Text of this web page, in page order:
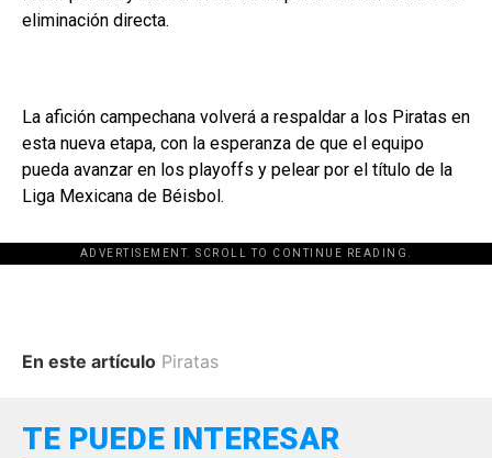
eliminación directa.
La afición campechana volverá a respaldar a los Piratas en
esta nueva etapa, con la esperanza de que el equipo
pueda avanzar en los playoffs y pelear por el título de la
Liga Mexicana de Béisbol.
ADVERTISEMENT. SCROLL TO CONTINUE READING.
En este artículo Piratas
TE PUEDE INTERESAR